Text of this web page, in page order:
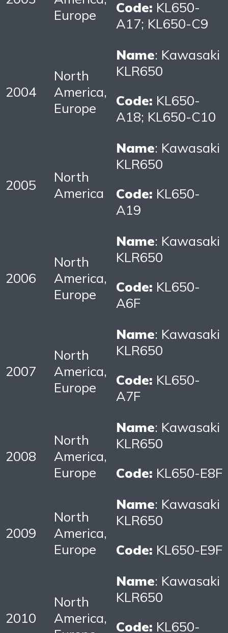
Europe
Code: KL650-
A17; KL650-C9
2004
North
America,
Europe
Name: Kawasaki
KLR650
Code: KL650-
A18; KL650-C10
2005
North
America
Name: Kawasaki
KLR650
Code: KL650-
A19
2006
North
America,
Europe
Name: Kawasaki
KLR650
Code: KL650-
A6F
2007
North
America,
Europe
Name: Kawasaki
KLR650
Code: KL650-
A7F
2008
North
America,
Europe
Name: Kawasaki
KLR650
Code: KL650-E8F
2009
North
America,
Europe
Name: Kawasaki
KLR650
Code: KL650-E9F
2010
North
America,
Name: Kawasaki
KLR650
Code: KL650-